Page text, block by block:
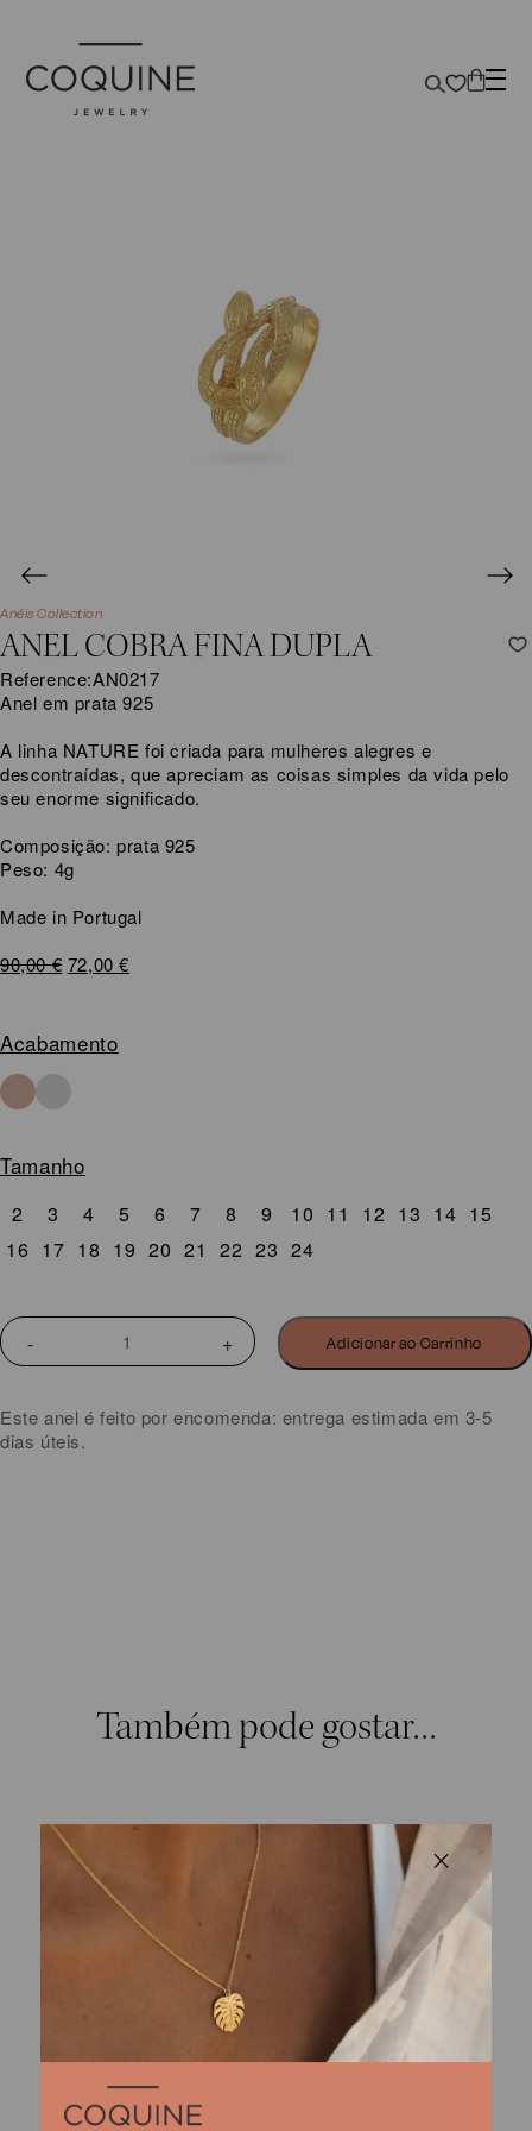
Anéis Collection
ANEL COBRA FINA DUPLA
Reference:AN0217
Anel em prata 925
A linha NATURE foi criada para mulheres alegres e
descontraídas, que apreciam as coisas simples da vida pelo
seu enorme significado.
Composição: prata 925
Peso: 4g
Made in Portugal
90,00€ O
90,00 €.
72,00€
Acabamento
Tamanho
2 3 4 5 6 7 8 9 10 11 12 13 14 15
16 17 18 19 20 21 22 23 24
Quantidade
de
FINA
DUPLA
Adicionar ao Carrinho
Este anel é feito por encomenda: entrega estimada em 3-5
dias úteis.
Também pode gostar…